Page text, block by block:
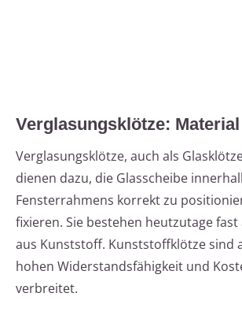
Verglasungsklötze:
Verglasungsklötze, auch als
dienen dazu, die Glasscheibe
Fensterrahmens korrekt zu
fixieren. Sie bestehen heutzutage
aus Kunststoff. Kunststoffklötze sind
hohen Widerstandsfähigkeit und
verbreitet.